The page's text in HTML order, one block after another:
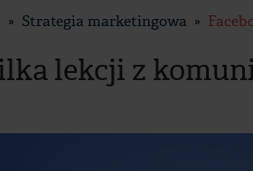
Strategia marketingowa
lekcji z